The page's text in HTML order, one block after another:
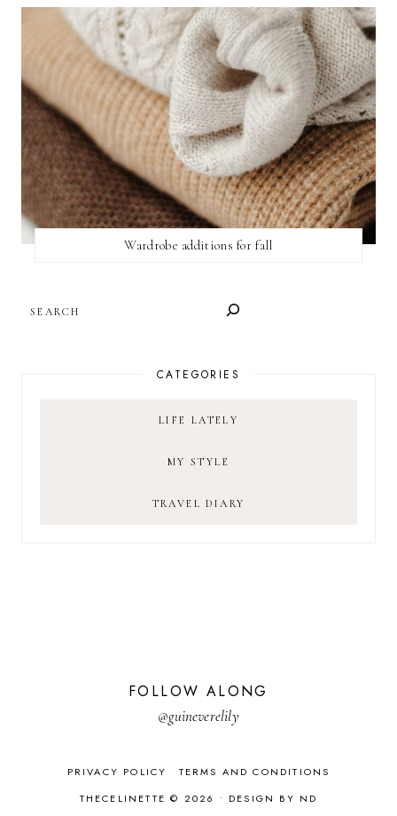
Wardrobe additions for fall
CATEGORIES
LIFE LATELY
MY STYLE
TRAVEL DIARY
FOLLOW ALONG
@guineverelily
PRIVACY POLICY
TERMS AND CONDITIONS
THECELINETTE © 2026 • DESIGN BY ND